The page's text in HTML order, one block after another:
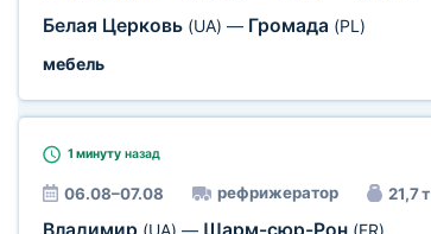
Белая Церковь (UA) — Громада (PL)
мебель
1 минутуназад
06.08–07.08 рефрижератор 21,7 т
(UA) —
(FR)